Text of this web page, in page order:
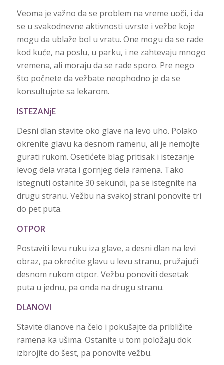
Veoma je važno da se problem na vreme uoči, i da
se u svakodnevne aktivnosti uvrste i vežbe koje
mogu da ublaže bol u vratu. One mogu da se rade
kod kuće, na poslu, u parku, i ne zahtevaju mnogo
vremena, ali moraju da se rade sporo. Pre nego
što počnete da vežbate neophodno je da se
konsultujete sa lekarom.
ISTEZANjE
Desni dlan stavite oko glave na levo uho. Polako
okrenite glavu ka desnom ramenu, ali je nemojte
gurati rukom. Osetićete blag pritisak i istezanje
levog dela vrata i gornjeg dela ramena. Tako
istegnuti ostanite 30 sekundi, pa se istegnite na
drugu stranu. Vežbu na svakoj strani ponovite tri
do pet puta.
OTPOR
Postaviti levu ruku iza glave, a desni dlan na levi
obraz, pa okrećite glavu u levu stranu, pružajući
desnom rukom otpor. Vežbu ponoviti desetak
puta u jednu, pa onda na drugu stranu.
DLANOVI
Stavite dlanove na čelo i pokušajte da približite
ramena ka ušima. Ostanite u tom položaju dok
izbrojite do šest, pa ponovite vežbu.